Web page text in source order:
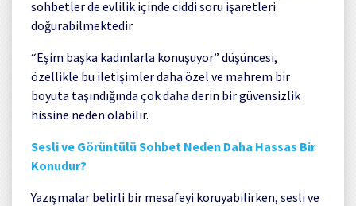
sohbetler de evlilik içinde ciddi soru işaretleri
doğurabilmektedir.
“Eşim başka kadınlarla konuşuyor” düşüncesi,
özellikle bu iletişimler daha özel ve mahrem bir
boyuta taşındığında çok daha derin bir güvensizlik
hissine neden olabilir.
Sesli ve Görüntülü Sohbet Neden Daha Hassas Bir
Konudur?
Yazışmalar belirli bir mesafeyi koruyabilirken, sesli ve